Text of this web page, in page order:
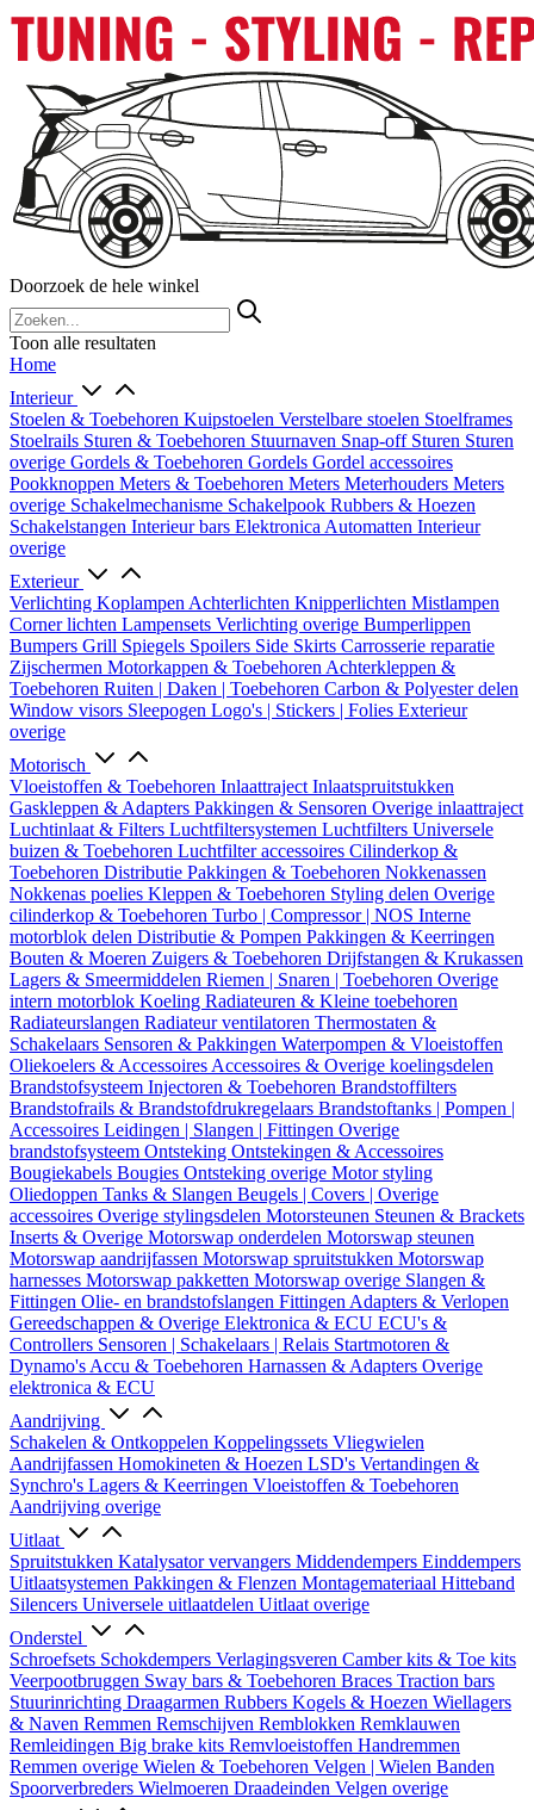
Doorzoek de hele winkel
Toon alle resultaten
Home
Interieur
Stoelen & Toebehoren Kuipstoelen Verstelbare stoelen Stoelframes
Stoelrails Sturen & Toebehoren Stuurnaven Snap-off Sturen Sturen
overige Gordels & Toebehoren Gordels Gordel accessoires
Pookknoppen Meters & Toebehoren Meters Meterhouders Meters
overige Schakelmechanisme Schakelpook Rubbers & Hoezen
Schakelstangen Interieur bars Elektronica Automatten Interieur
overige
Exterieur
Verlichting Koplampen Achterlichten Knipperlichten Mistlampen
Corner lichten Lampensets Verlichting overige Bumperlippen
Bumpers Grill Spiegels Spoilers Side Skirts Carrosserie reparatie
Zijschermen Motorkappen & Toebehoren Achterkleppen &
Toebehoren Ruiten | Daken | Toebehoren Carbon & Polyester delen
Window visors Sleepogen Logo's | Stickers | Folies Exterieur
overige
Motorisch
Vloeistoffen & Toebehoren Inlaattraject Inlaatspruitstukken
Gaskleppen & Adapters Pakkingen & Sensoren Overige inlaattraject
Luchtinlaat & Filters Luchtfiltersystemen Luchtfilters Universele
buizen & Toebehoren Luchtfilter accessoires Cilinderkop &
Toebehoren Distributie Pakkingen & Toebehoren Nokkenassen
Nokkenas poelies Kleppen & Toebehoren Styling delen Overige
cilinderkop & Toebehoren Turbo | Compressor | NOS Interne
motorblok delen Distributie & Pompen Pakkingen & Keerringen
Bouten & Moeren Zuigers & Toebehoren Drijfstangen & Krukassen
Lagers & Smeermiddelen Riemen | Snaren | Toebehoren Overige
intern motorblok Koeling Radiateuren & Kleine toebehoren
Radiateurslangen Radiateur ventilatoren Thermostaten &
Schakelaars Sensoren & Pakkingen Waterpompen & Vloeistoffen
Oliekoelers & Accessoires Accessoires & Overige koelingsdelen
Brandstofsysteem Injectoren & Toebehoren Brandstoffilters
Brandstofrails & Brandstofdrukregelaars Brandstoftanks | Pompen |
Accessoires Leidingen | Slangen | Fittingen Overige
brandstofsysteem Ontsteking Ontstekingen & Accessoires
Bougiekabels Bougies Ontsteking overige Motor styling
Oliedoppen Tanks & Slangen Beugels | Covers | Overige
accessoires Overige stylingsdelen Motorsteunen Steunen & Brackets
Inserts & Overige Motorswap onderdelen Motorswap steunen
Motorswap aandrijfassen Motorswap spruitstukken Motorswap
harnesses Motorswap pakketten Motorswap overige Slangen &
Fittingen Olie- en brandstofslangen Fittingen Adapters & Verlopen
Gereedschappen & Overige Elektronica & ECU ECU's &
Controllers Sensoren | Schakelaars | Relais Startmotoren &
Dynamo's Accu & Toebehoren Harnassen & Adapters Overige
elektronica & ECU
Aandrijving
Schakelen & Ontkoppelen Koppelingssets Vliegwielen
Aandrijfassen Homokineten & Hoezen LSD's Vertandingen &
Synchro's Lagers & Keerringen Vloeistoffen & Toebehoren
Aandrijving overige
Uitlaat
Spruitstukken Katalysator vervangers Middendempers Einddempers
Uitlaatsystemen Pakkingen & Flenzen Montagemateriaal Hitteband
Silencers Universele uitlaatdelen Uitlaat overige
Onderstel
Schroefsets Schokdempers Verlagingsveren Camber kits & Toe kits
Veerpootbruggen Sway bars & Toebehoren Braces Traction bars
Stuurinrichting Draagarmen Rubbers Kogels & Hoezen Wiellagers
& Naven Remmen Remschijven Remblokken Remklauwen
Remleidingen Big brake kits Remvloeistoffen Handremmen
Remmen overige Wielen & Toebehoren Velgen | Wielen Banden
Spoorverbreders Wielmoeren Draadeinden Velgen overige